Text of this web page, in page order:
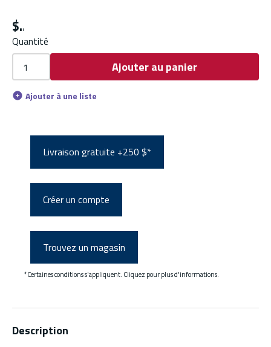
$
Quantité
Ajouter au panier
Ajouter à une liste
Livraison gratuite +250 $*
Créer un compte
Trouvez un magasin
*Certaines conditions s'appliquent. Cliquez pour plus d'informations.
Description